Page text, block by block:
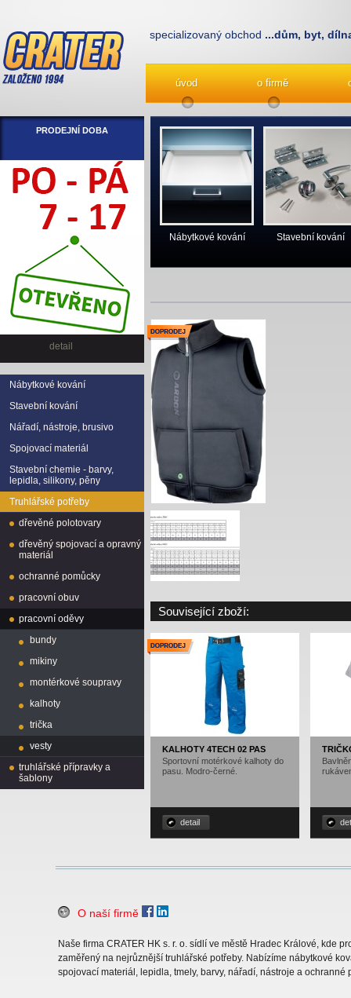
úvod o firmě
specializovaný obchod ...dům, byt,
PRODEJNÍ DOBA
detail
Nábytkové kování
Stavební kování
Nářadí, nástroje, brusivo
Spojovací materiál
Stavební chemie - barvy,
lepidla, silikony, pěny
Truhlářské potřeby
dřevěné polotovary
dřevěný spojovací a opravný
materiál
ochranné pomůcky
pracovní obuv
pracovní oděvy
bundy
mikiny
montérkové soupravy
kalhoty
trička
vesty
truhlářské přípravky a
šablony
Nábytkové kování Stavební kování
Související zboží:
KALHOTY 4TECH 02 PAS
Sportovní motérkové kalhoty do
pasu. Modro-černé.
detail
O naší firmě
Naše firma CRATER HK s. r. o. sídlí ve městě Hradec Králové, kde
zaměřený na nejrůznější truhlářské potřeby. Nabízíme nábytkové
spojovací materiál, lepidla, tmely, barvy, nářadí, nástroje a ochranné